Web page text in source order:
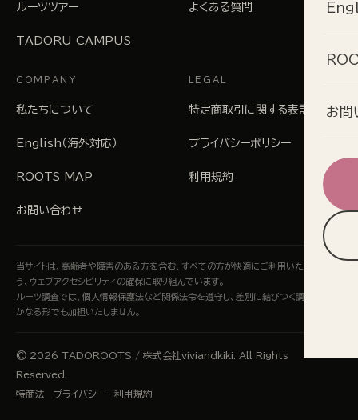
お問
ルーツツアー
TADORU CAMPUS
よくある質問
COMPANY
私たちについて
English（海外対応）
ROOTS MAP
お問い合わせ
LEGAL
特定商取引に関する表記
プライバシーポリシー
利用規約
当サイトは、高齢者や障害のある方を含む、すべての方が快適にご利用いただけるよ
う、ウェブアクセシビリティの確保に取り組んでいます。
ルーツ調査では、個人情報保護法など関係法令を遵守し、差別に結びつく調査にはい
かなる形でも加担いたしません。
© 2026 TADOROOTS / 株式会社viviandkiki . All Rights
Reserved.
特商法
プライバシー 利用規約